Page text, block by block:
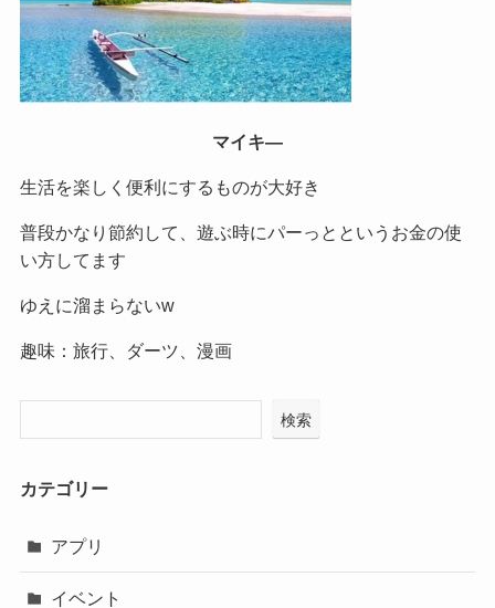
マイキ―
生活を楽しく便利にするものが大好き
普段かなり節約して、遊ぶ時にパーっとというお金の使
い方してます
ゆえに溜まらないw
趣味：旅行、ダーツ、漫画
検索
カテゴリー
アプリ
イベント